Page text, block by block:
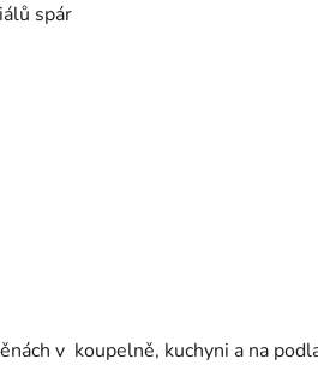
spár
v koupelně, kuchyni a na